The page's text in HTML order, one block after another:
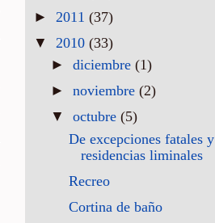
► 2011 (37)
▼ 2010 (33)
►diciembre(1)
►noviembre(2)
▼octubre(5)
De excepciones fatales y
residencias liminales
Recreo
Cortina de baño